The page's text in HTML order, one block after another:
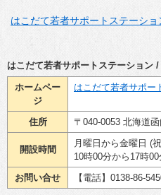
はこだて若者サポートステーシ
はこだて若者サポートステーション
ホームペー
ジ
はこだて若者サポー
住所 〒040-0053 北海道
開設時間
月曜日から金曜日 (
10時00分から17時00
お問い合せ
【電話】0138-86-